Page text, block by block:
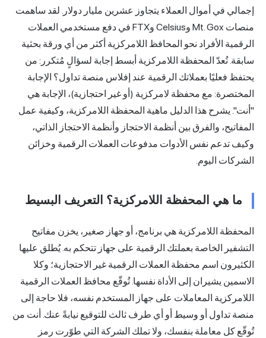
إجمالي في أموال العملاء يتجاوز عشرين مليار دولار. لقد ساهمت
منصات Mt. Gox وCelsius وFTX في دفع مستخدمي العملات
الرقمية الأفراد نحو المحافظ اللامركزية أكثر من أي ورقة بحثية
سابقة. تُعدّ المحفظة اللامركزية أبسط إجابة لسؤالٍ مُتكرر: من
يحتفظ فعليًا بعملاتك الرقمية عند إفلاس منصة تداول؟ الإجابة
المختصرة: مع محفظة لامركزية (أو غير احتجازية)، الإجابة هي
"أنت". يشرح هذا الدليل ماهية المحفظة اللامركزية، وكيفية عمل
المفاتيح، والفرق بين أنظمة الاحتجاز وأنظمة الاحتجاز الذاتي،
وكيف تدعم نفس الأدوات مدفوعات العملات الرقمية وخزائن
الشركات اليوم.
ما هي المحفظة اللامركزية؟ التعريف البسيط
المحفظة اللامركزية هي برنامج، أو جهاز صغير، يخزن مفاتيح
التشفير الخاصة بعملتك الرقمية على جهاز تتحكم به. يُطلق عليها
الكثيرون اسم محفظة العملات الرقمية غير الاحتجازية؛ وكلا
الاسمين يشيران إلى الأداة نفسها. تُوقّع محافظ العملات الرقمية
اللامركزية المعاملات على جهاز المستخدم نفسه، فلا حاجة إلى
منصة تداول أو وسيط أو أي طرف ثالث للتوقيع نيابةً عنك. أنت من
تُوقّع كل معاملة بنفسك، ولا تملك الشركة التي طوّرت رمز